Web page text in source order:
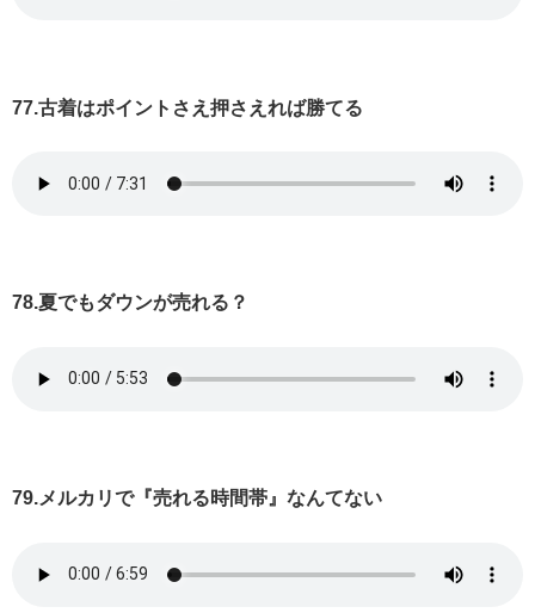
77.古着はポイントさえ押さえれば勝てる
78.夏でもダウンが売れる？
79.メルカリで『売れる時間帯』なんてない